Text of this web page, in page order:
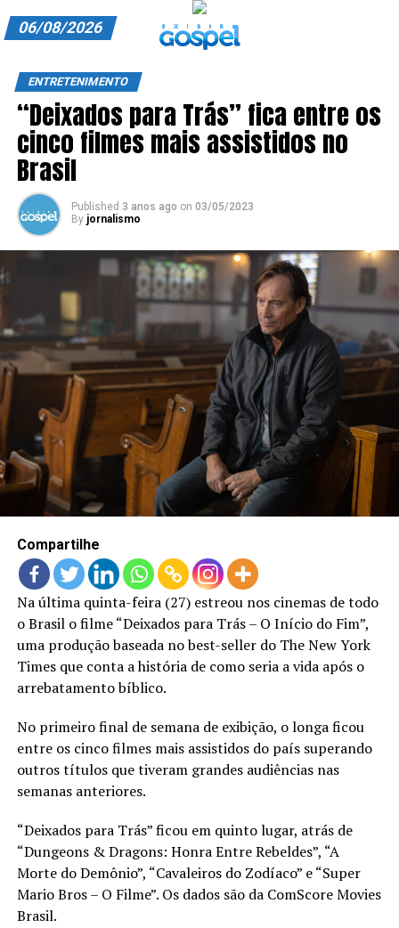
ANUNCIE CONOSCO
ASSINE
CARRINHO
EDITORIAL
ENTREVISTAS
EXPEDIENTE
FINALIZAR COMPRA
HOME
LANÇAMENTOS
06/08/2026
ENTRETENIMENTO
“Deixados para Trás” fica entre os
cinco filmes mais assistidos no
Brasil
Published 3 anos ago on 03/05/2023
By jornalismo
Compartilhe
Na última quinta-feira (27) estreou nos cinemas de todo
o Brasil o filme “Deixados para Trás – O Início do Fim”,
uma produção baseada no best-seller do The New York
Times que conta a história de como seria a vida após o
arrebatamento bíblico.
No primeiro final de semana de exibição, o longa ficou
entre os cinco filmes mais assistidos do país superando
outros títulos que tiveram grandes audiências nas
semanas anteriores.
“Deixados para Trás” ficou em quinto lugar, atrás de
“Dungeons & Dragons: Honra Entre Rebeldes”, “A
Morte do Demônio”, “Cavaleiros do Zodíaco” e “Super
Mario Bros – O Filme”. Os dados são da ComScore Movies
Brasil.